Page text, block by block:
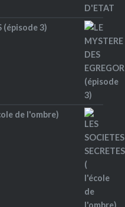
(épisode 3)
de l'ombre)